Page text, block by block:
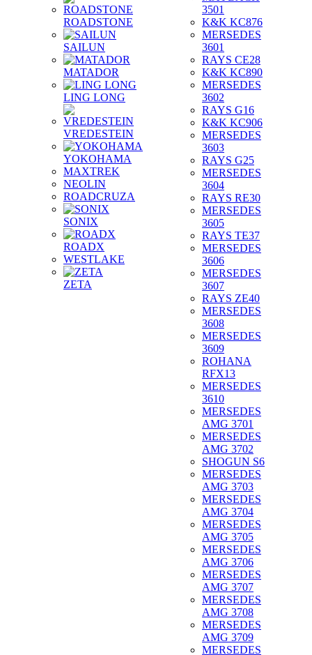
ROADSTONE
SAILUN
MATADOR
LING LONG
VREDESTEIN
YOKOHAMA
MAXTREK
NEOLIN
ROADCRUZA
SONIX
ROADX
WESTLAKE
ZETA
3501
K&K KC876
MERSEDES
3601
RAYS CE28
K&K KC890
MERSEDES
3602
RAYS G16
K&K KC906
MERSEDES
3603
RAYS G25
MERSEDES
3604
RAYS RE30
MERSEDES
3605
RAYS TE37
MERSEDES
3606
MERSEDES
3607
RAYS ZE40
MERSEDES
3608
MERSEDES
3609
ROHANA
RFX13
MERSEDES
3610
MERSEDES
AMG 3701
MERSEDES
AMG 3702
SHOGUN S6
MERSEDES
AMG 3703
MERSEDES
AMG 3704
MERSEDES
AMG 3705
MERSEDES
AMG 3706
MERSEDES
AMG 3707
MERSEDES
AMG 3708
MERSEDES
AMG 3709
MERSEDES